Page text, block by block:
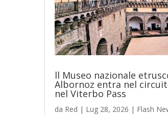
ll Museo nazionale
Albornoz entra nel
nel Viterbo Pass
da Red | Lug 28, 2026 | Flash